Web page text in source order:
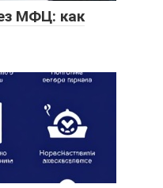
МФЦ: как